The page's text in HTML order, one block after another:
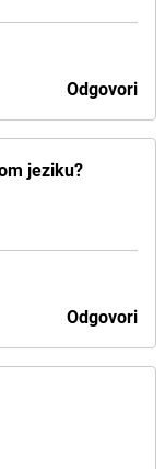
Odgovori
jeziku?
Odgovori